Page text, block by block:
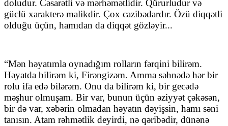
doludur. Cəsarətli və mərhəmətlidir. Qürurludur və
güclü xarakterə malikdir. Çox cazibədardır. Özü diqqətli
olduğu üçün, hamıdan da diqqət gözləyir...
“Mən həyatımla oynadığım rolların fərqini bilirəm.
Həyatda bilirəm ki, Firəngizəm. Amma səhnədə hər bir
rolu ifa edə bilərəm. Onu da bilirəm ki, bir gecədə
məşhur olmuşam. Bir var, bunun üçün əziyyət çəkəsən,
bir də var, xəbərin olmadan həyatın dəyişsin, hamı səni
tanısın. Atam rəhmətlik deyirdi, nə qəribədir, dünənə